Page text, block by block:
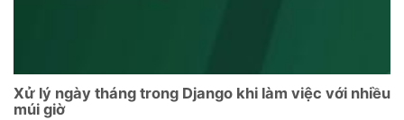
Xử lý ngày tháng trong Django khi làm việc với nhiều
múi giờ